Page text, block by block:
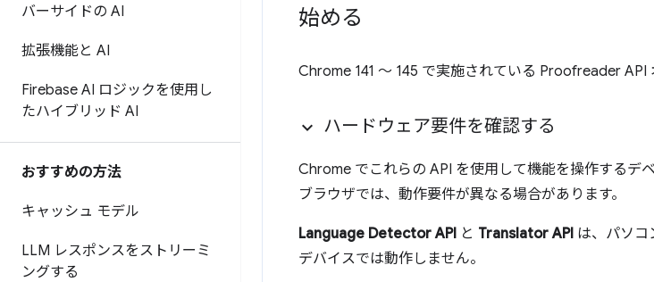
バーサイドの AI
拡張機能と AI
Firebase AI ロジックを使用し
たハイブリッド AI
おすすめの方法
キャッシュ モデル
LLM レスポンスをストリーミ
ングする
始める
Chrome 141 ～ 145 で実施されている Proofreader API
ハードウェア要件を確認する
Chrome でこれらの API を使用して機能を操作するデ
ブラウザでは、動作要件が異なる場合があります。
Language Detector API と Translator API は、パソコ
デバイスでは動作しません。